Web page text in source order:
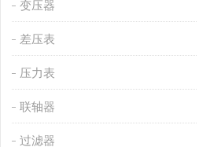
变压器
差压表
压力表
联轴器
过滤器